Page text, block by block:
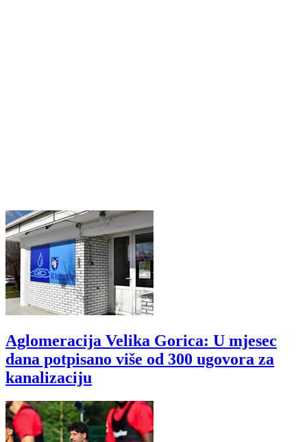
Aglomeracija Velika Gorica: U mjesec
dana potpisano više od 300 ugovora za
kanalizaciju